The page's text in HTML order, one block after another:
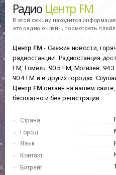
Радио Центр FM
В этой секции находится информация
это радио онлайн, посмотреть
Центр FM- Свежие новости,
радиостанции!. Радиостанция
FM, Гомель: 90.5 FM, Могилев:
90.4 FM и в других городах.
Центр FMонлайн на нашем
бесплатно и без регистрации.
Страна
Город
Язык
Контакт
Битрейт